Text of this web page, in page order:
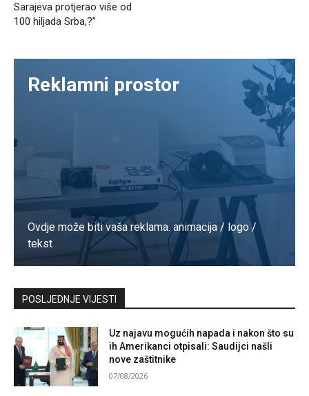
Sarajeva protjerao više od
100 hiljada Srba,?”
Reklamni prostor
Ovdje može biti vaša reklama. animacija / logo /
tekst
Kontaktirajte nas
POSLJEDNJE VIJESTI
Uz najavu mogućih napada i nakon što su
ih Amerikanci otpisali: Saudijci našli
nove zaštitnike
07/08/2026